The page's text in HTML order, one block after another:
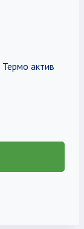
актив